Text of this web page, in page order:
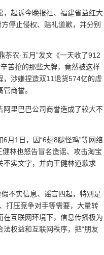
起诉今晚报社、福建省益红大
停止侵权、赔礼道歉，并分别
茶农-五月”发文《一天收了912
苦抢的那些大牌，竟然被这样
，涉嫌捏造双11退货574亿的虚
商誉。
阿里巴巴公司商誉造成了较大不
月1日，因“6翅8腿怪鸡”等网络
林也怒告冒名造谣、攻击淘宝
不实文字，并向王健林道歉求
不实信息、谣言四起，特别是
打压竞争对手等需要，大量转
互联网环境下，信息传播极为
权益和互联网秩序，把“朋友